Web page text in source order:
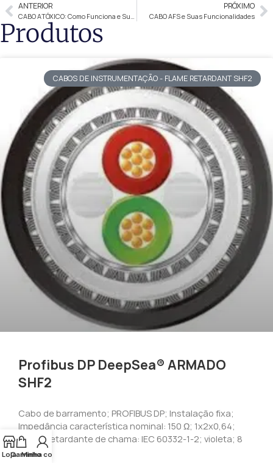
ANTERIOR
CABO ATÓXICO: Como Funciona e Suas Vantagens
PRÓXIMO
CABO AFS e Suas Funcionalidades
Produtos
CABOS DE INSTRUMENTAÇÃO - FLAME RETARDANT SHF2
Profibus DP DeepSea® ARMADO
SHF2
Cabo de barramento; PROFIBUS DP; Instalação fixa;
Impedância característica nominal: 150 Ω; 1x2x0,64;
SHF2; Retardante de chama: IEC 60332-1-2; violeta; 8
mm
LojaCarrinho
Minha conta